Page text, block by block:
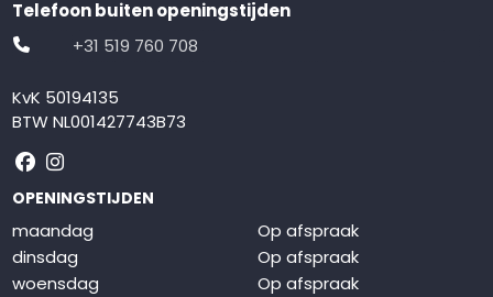
Telefoon buiten openingstijden
+31 519 760 708
KvK 50194135
BTW NL001427743B73
Volg ons op Facebook
Volg ons op Instagram
OPENINGSTIJDEN
maandag
Op afspraak
dinsdag
Op afspraak
woensdag
Op afspraak